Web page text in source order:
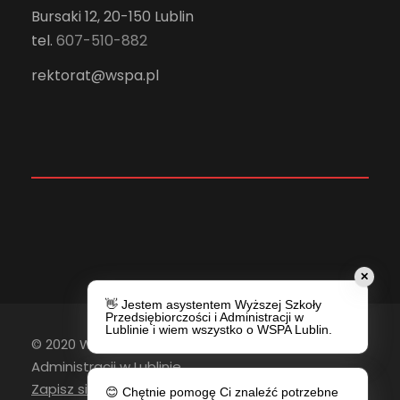
Bursaki 12, 20-150 Lublin
tel. 607-510-882
rektorat@wspa.pl
© 2020 Wyższa Szkoła Przedsiębiorczości i
Administracji w Lublinie
Zapisz się do newslettera
✕
👋 Jestem asystentem Wyższej Szkoły
Przedsiębiorczości i Administracji w
Lublinie i wiem wszystko o WSPA Lublin.
😊 Chętnie pomogę Ci znaleźć potrzebne